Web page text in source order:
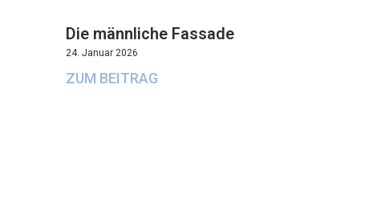
Die männliche Fassade
24. Januar 2026
ZUM BEITRAG